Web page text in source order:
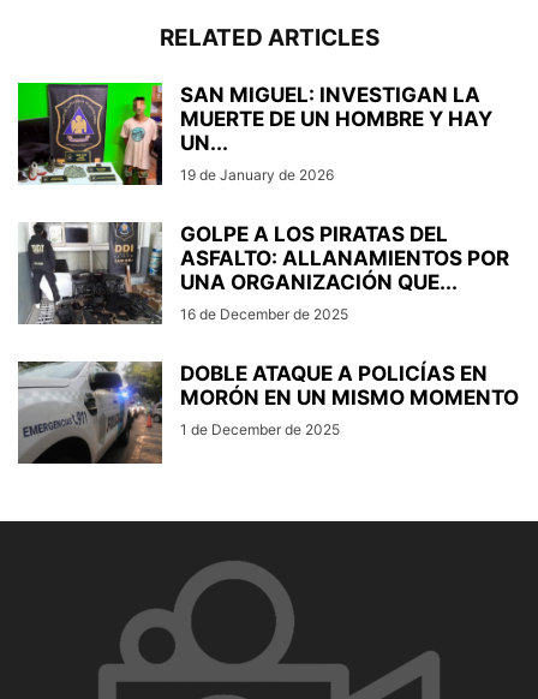
RELATED ARTICLES
SAN MIGUEL: INVESTIGAN LA
MUERTE DE UN HOMBRE Y HAY
UN...
19 de January de 2026
GOLPE A LOS PIRATAS DEL
ASFALTO: ALLANAMIENTOS POR
UNA ORGANIZACIÓN QUE...
16 de December de 2025
DOBLE ATAQUE A POLICÍAS EN
MORÓN EN UN MISMO MOMENTO
1 de December de 2025